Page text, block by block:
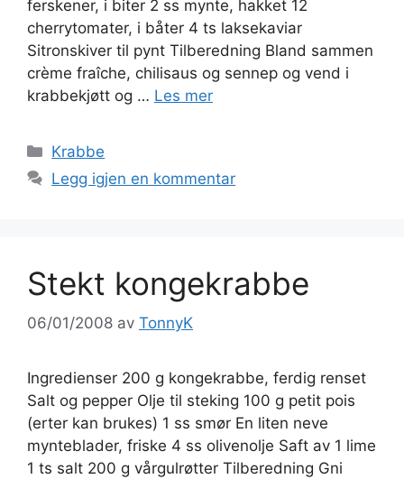
ferskener, i biter 2 ss mynte, hakket 12
cherrytomater, i båter 4 ts laksekaviar
Sitronskiver til pynt Tilberedning Bland sammen
crème fraîche, chilisaus og sennep og vend i
krabbekjøtt og … Les mer
Kategorier
Krabbe
Legg igjen en kommentar
Stekt kongekrabbe
06/01/2008 av TonnyK
Ingredienser 200 g kongekrabbe, ferdig renset
Salt og pepper Olje til steking 100 g petit pois
(erter kan brukes) 1 ss smør En liten neve
mynteblader, friske 4 ss olivenolje Saft av 1 lime
1 ts salt 200 g vårgulrøtter Tilberedning Gni